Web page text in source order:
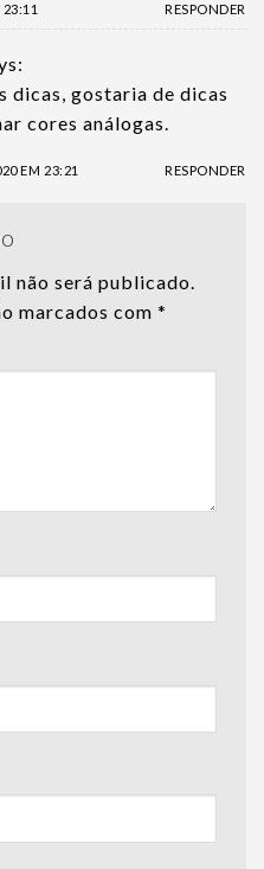
RESPONDER
dicas, gostaria de dicas
cores análogas.
EM 23:21 RESPONDER
não será publicado.
marcados com *